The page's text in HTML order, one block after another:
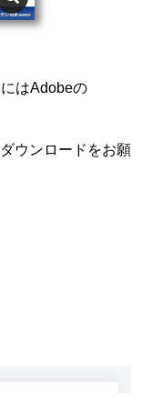
はAdobeの
ウンロードをお願